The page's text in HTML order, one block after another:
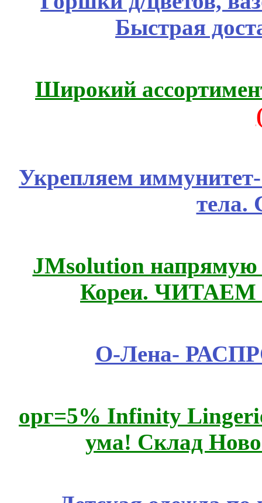
Быстрая
Широкий
Укрепляем
тела.
JMsolution
Кореи.
О-Лена-
орг=5% Infinity
ума! Склад